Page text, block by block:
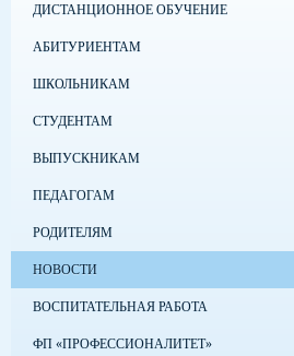
ДИСТАНЦИОННОЕ ОБУЧЕНИЕ
АБИТУРИЕНТАМ
ШКОЛЬНИКАМ
СТУДЕНТАМ
ВЫПУСКНИКАМ
ПЕДАГОГАМ
РОДИТЕЛЯМ
НОВОСТИ
ВОСПИТАТЕЛЬНАЯ РАБОТА
ФП «ПРОФЕССИОНАЛИТЕТ»